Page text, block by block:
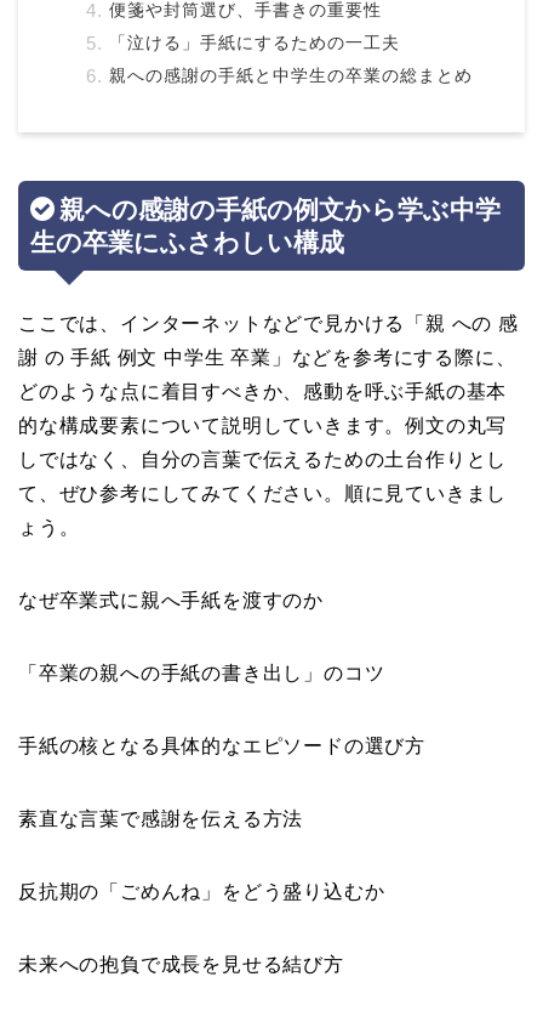
便箋や封筒選び、手書きの重要性
「泣ける」手紙にするための一工夫
親への感謝の手紙と中学生の卒業の総まとめ
親への感謝の手紙の例文から学ぶ中学
生の卒業にふさわしい構成
ここでは、インターネットなどで見かける「親 への 感
謝 の 手紙 例文 中学生 卒業」などを参考にする際に、
どのような点に着目すべきか、感動を呼ぶ手紙の基本
的な構成要素について説明していきます。例文の丸写
しではなく、自分の言葉で伝えるための土台作りとし
て、ぜひ参考にしてみてください。順に見ていきまし
ょう。
なぜ卒業式に親へ手紙を渡すのか
「卒業の親への手紙の書き出し」のコツ
手紙の核となる具体的なエピソードの選び方
素直な言葉で感謝を伝える方法
反抗期の「ごめんね」をどう盛り込むか
未来への抱負で成長を見せる結び方